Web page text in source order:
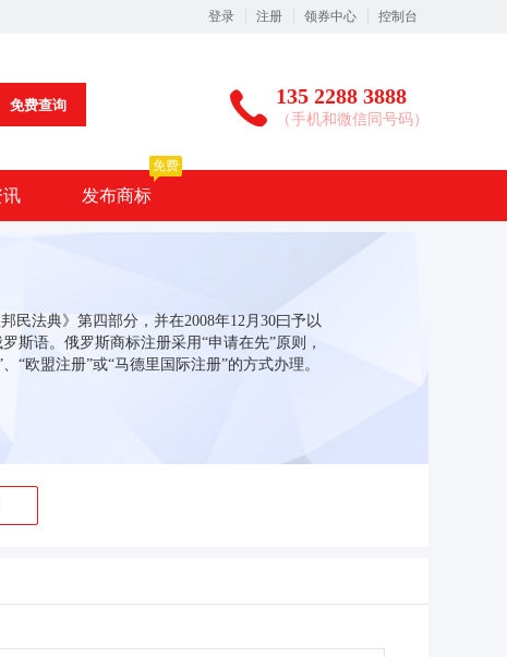
登录 注册 领券中心 控制台
免费查询 135 2288 3888
（手机和微信同号码）
讯 发布商标
免费
民法典》第四部分，并在2008年12月30曰予以
斯语。俄罗斯商标注册采用“申请在先”原则，
“欧盟注册”或“马德里国际注册”的方式办理。